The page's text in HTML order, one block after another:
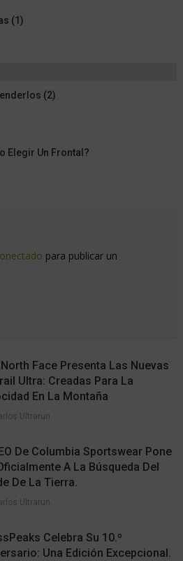
(1)
(2)
Elegir Un Frontal?
para publicar un
Face Presenta Las Nuevas
Ultra: Creadas Para La
En La Montaña
Ultrarun
De Columbia Sportswear Pone
A La Búsqueda Del
De La Tierra.
Ultrarun
Celebra Su 10.º
Una Edición Excepcional.